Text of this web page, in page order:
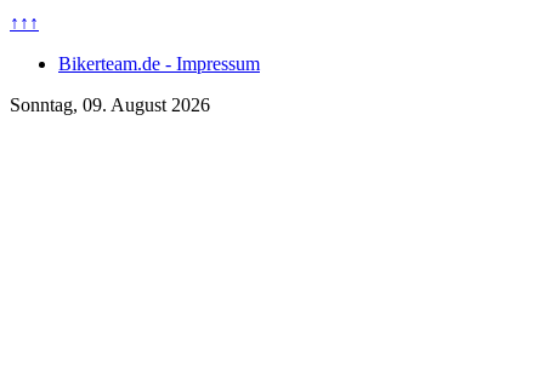
↑↑↑
Bikerteam.de - Impressum
Sonntag, 09. August 2026